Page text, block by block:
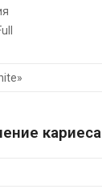
кариеса